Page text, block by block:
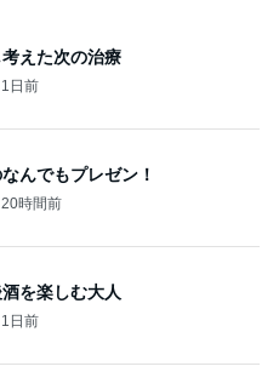
えた次の治療
1日前
んでもプレゼン！
20時間前
を楽しむ大人
1日前